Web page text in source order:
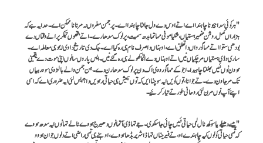
"ہر کوئی سدا جیونا چاہندا اے اتے اوس دے ول جاننا چاہندا اے۔ پر جمن مغروں نہ مرنا ناممکن اے۔ حد ایہ ہے کہ
ہزاراں مکمل روشن ضمیر ہستیاں، شکیا مونی مہاتما بدھ سمیت، پرلوک سدھارے۔ اتے جتھوں تیکر پرانے وقتاں دے
بودھی ستوا اتے مہا گورواں دا تعلق اے، اوہناں دا صرف نام ہی رہ گیا اے۔ جگ دی تاریخ دا وی ایہو ہی معاملہ اے۔
ساری وڈی ہستیاں مر چکیاں نیں اتے اوہناں دے اُکّا کھولے ہی رہ گئے نیں۔ ایس پاروں سانوں اپنی موت دے یقینی
ہوون نوں نئیں بھُلنا چاہیدا۔ اجوکے مہا گورو وی اک دن پرلوک سدھارن دے۔ ہن جمن والے بالڑ وی سو ورہیاں
تک مر جاون دے۔ تے جوانا، توں کویں ایہ سوچنا ایں کہ توں ہمیش ہی حیاتی رہویں دا؟ ایس لئی ایہ ضروری اے کہ اسی
اپنے آپ نوں مرن لئی روحانی طور تے تیار کرئیے۔
"پیسے دھیلے یا سوکھ نال لمی حیاتی نئیں چائی جا سکدی۔ جے تہاڈی آتما نوں دھیرج ہووے نالے تہانوں ایہ سدھ ہووے
کہ تسی حیاتی کولوں کیہ چاہندے او، تے فیر جناں تہاڈا شریر بڈھا ہووے، اوہنے ہی تسی راضی اتے دلوں جوان ہووو